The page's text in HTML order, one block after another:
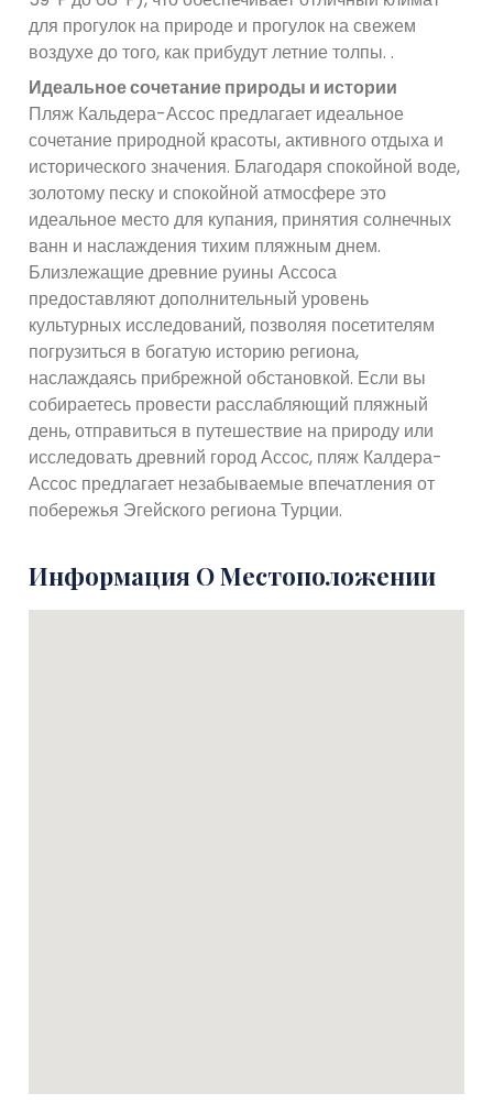
для прогулок на природе и прогулок на свежем
воздухе до того, как прибудут летние толпы. .
Идеальное сочетание природы и истории
Пляж Кальдера-Ассос предлагает идеальное
сочетание природной красоты, активного отдыха и
исторического значения. Благодаря спокойной воде,
золотому песку и спокойной атмосфере это
идеальное место для купания, принятия солнечных
ванн и наслаждения тихим пляжным днем.
Близлежащие древние руины Ассоса
предоставляют дополнительный уровень
культурных исследований, позволяя посетителям
погрузиться в богатую историю региона,
наслаждаясь прибрежной обстановкой. Если вы
собираетесь провести расслабляющий пляжный
день, отправиться в путешествие на природу или
исследовать древний город Ассос, пляж Калдера-
Ассос предлагает незабываемые впечатления от
побережья Эгейского региона Турции.
Информация О Местоположении